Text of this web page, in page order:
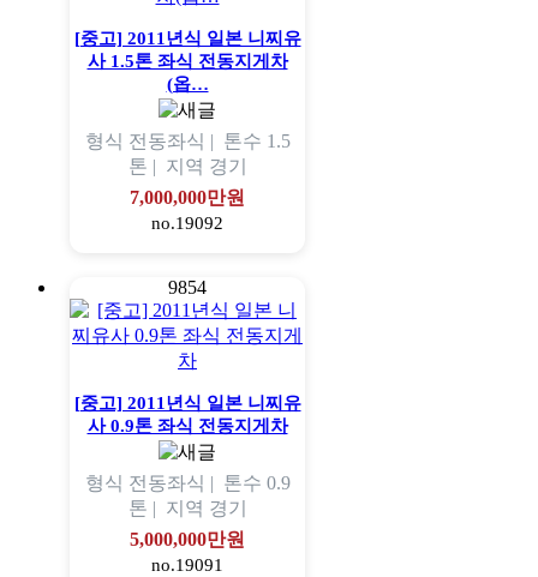
[중고] 2011년식 일본 니찌유
사 1.5톤 좌식 전동지게차
(옵…
형식 전동좌식 | 톤수 1.5
톤 | 지역 경기
7,000,000만원
no.19092
9854
[중고] 2011년식 일본 니찌유
사 0.9톤 좌식 전동지게차
형식 전동좌식 | 톤수 0.9
톤 | 지역 경기
5,000,000만원
no.19091